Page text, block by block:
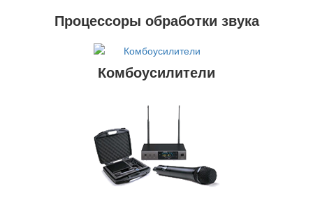
Процессоры обработки звука
Комбоусилители